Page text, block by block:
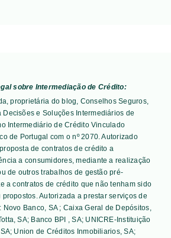
sobre Intermediação de Crédito:
proprietária do blog, Conselhos Seguros,
Decisões e Soluções Intermediários de
Intermediário de Crédito Vinculado
de Portugal com o nº 2070. Autorizado
de contratos de crédito a
a consumidores, mediante a realização
de outros trabalhos de gestão pré-
a contratos de crédito que não tenham sido
Autorizada a prestar serviços de
Novo Banco, SA ; Caixa Geral de Depósitos,
SA; Banco BPI , SA; UNICRE-Instituição
Union de Créditos Inmobiliarios, SA;